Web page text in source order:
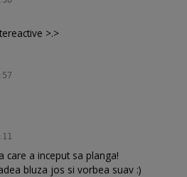
>.>
care a inceput sa planga!
bluza jos si vorbea suav :)